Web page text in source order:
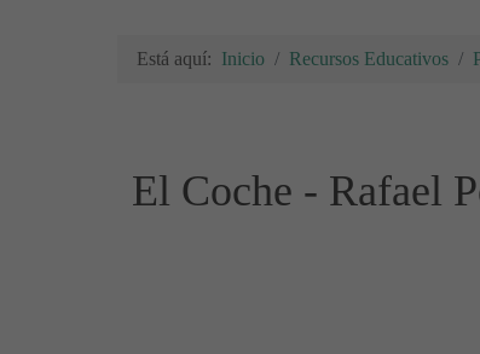
Está aquí: Inicio Recursos Educativos
El Coche - Rafael